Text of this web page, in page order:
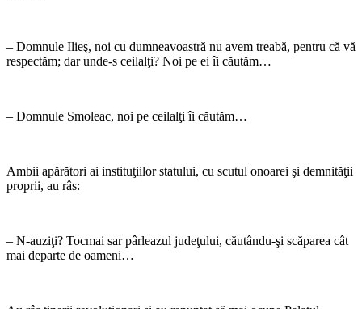
– Domnule Ilieş, noi cu dumneavoastră nu avem treabă, pentru că vă
respectăm; dar unde-s ceilalţi? Noi pe ei îi căutăm…
– Domnule Smoleac, noi pe ceilalţi îi căutăm…
Ambii apărători ai instituţiilor statului, cu scutul onoarei şi demnităţii
proprii, au râs:
– N-auziţi? Tocmai sar pârleazul judeţului, căutându-şi scăparea cât
mai departe de oameni…